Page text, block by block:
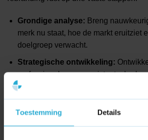
Toestemming Details
Grondige analyse: Breng
merk nu staat, hoe de markt eruitziet
doelgroep verwacht.
Strategische ontwikkeling:
professionals een consistente,
toekomstbestendige merkidentiteit
helder en tijdig naar je klanten en
zij begrijpen waarom de